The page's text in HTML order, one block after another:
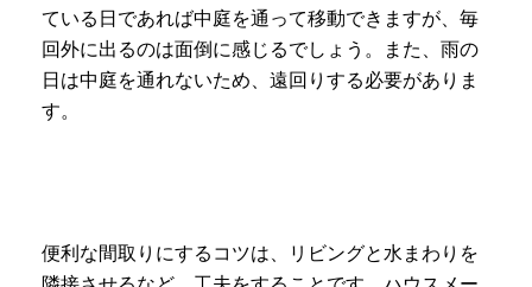
ている日であれば中庭を通って移動できますが、毎
回外に出るのは面倒に感じるでしょう。また、雨の
日は中庭を通れないため、遠回りする必要がありま
す。
便利な間取りにするコツは、リビングと水まわりを